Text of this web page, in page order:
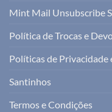
Mint Mail Unsubscribe
Política de Trocas e
Políticas de Privacidade
Santinhos
Termos e Condições